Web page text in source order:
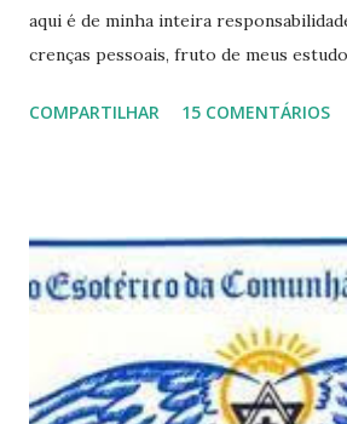
aqui é de minha inteira
crenças pessoais, fruto de meus
porque nem mesmo eu as tenho desta
e talvez contraditória a sua própria
este mês estaremos debatendo este
convida-lo a deixar seus comentários
do texto clicando em novo comentário
respostas e sugestões dos demais.
COMPARTILHAR 15 COMENTÁRIOS